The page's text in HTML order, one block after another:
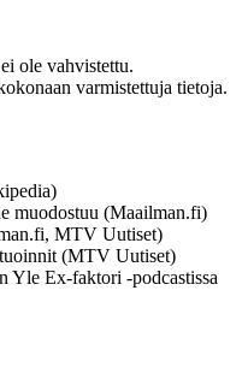
ole vahvistettu.
varmistettuja tietoja.
muodostuu (Maailman.fi)
MTV Uutiset)
(MTV Uutiset)
Yle Ex-faktori -podcastissa